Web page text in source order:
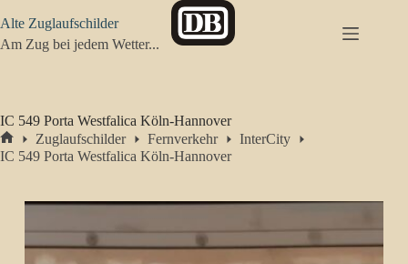
Inhalt
springen
Alte Zuglaufschilder
Am Zug bei jedem Wetter...
IC 549 Porta Westfalica Köln-Hannover
Start
Zuglaufschilder Fernverkehr
InterCity
IC 549 Porta Westfalica Köln-Hannover